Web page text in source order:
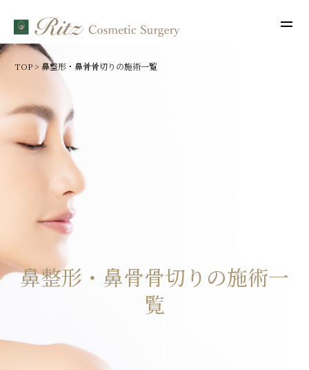
TOP>鼻整形・鼻骨骨切りの施術一覧
鼻整形・鼻骨骨切りの施術一
覧